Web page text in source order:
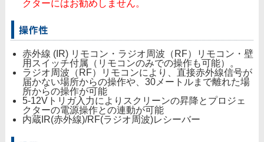
クターにはお勧めしません。
赤外線 (IR) リモコン・ラジオ周波（RF）リモコン・壁
用スイッチ付属（リモコンのみでの操作も可能）。
ラジオ周波（RF）リモコンにより、直接赤外線信号が
届かない場所からの操作や、30メートルまで離れた場
所からの操作が可能
5-12Vトリガ入力によりスクリーンの昇降とプロジェ
クターの電源操作との連動が可能
内蔵IR(赤外線)/RF(ラジオ周波)レシーバー